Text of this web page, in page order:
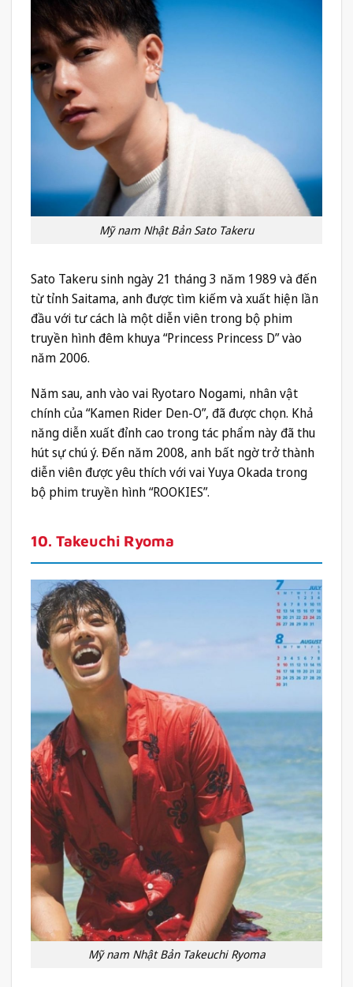
Mỹ nam Nhật Bản Sato Takeru
Sato Takeru sinh ngày 21 tháng 3 năm 1989 và đến
từ tỉnh Saitama, anh được tìm kiếm và xuất hiện lần
đầu với tư cách là một diễn viên trong bộ phim
truyền hình đêm khuya “Princess Princess D” vào
năm 2006.
Năm sau, anh vào vai Ryotaro Nogami, nhân vật
chính của “Kamen Rider Den-O”, đã được chọn. Khả
năng diễn xuất đỉnh cao trong tác phẩm này đã thu
hút sự chú ý. Đến năm 2008, anh bất ngờ trở thành
diễn viên được yêu thích với vai Yuya Okada trong
bộ phim truyền hình “ROOKIES”.
10. Takeuchi Ryoma
Mỹ nam Nhật Bản Takeuchi Ryoma